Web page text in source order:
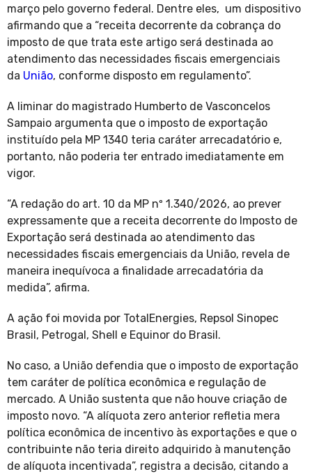
março pelo governo federal. Dentre eles, um dispositivo
afirmando que a “receita decorrente da cobrança do
imposto de que trata este artigo será destinada ao
atendimento das necessidades fiscais emergenciais
da União, conforme disposto em regulamento”.
A liminar do magistrado Humberto de Vasconcelos
Sampaio argumenta que o imposto de exportação
instituído pela MP 1340 teria caráter arrecadatório e,
portanto, não poderia ter entrado imediatamente em
vigor.
“A redação do art. 10 da MP nº 1.340/2026, ao prever
expressamente que a receita decorrente do Imposto de
Exportação será destinada ao atendimento das
necessidades fiscais emergenciais da União, revela de
maneira inequívoca a finalidade arrecadatória da
medida”, afirma.
A ação foi movida por TotalEnergies, Repsol Sinopec
Brasil, Petrogal, Shell e Equinor do Brasil.
No caso, a União defendia que o imposto de exportação
tem caráter de política econômica e regulação de
mercado. A União sustenta que não houve criação de
imposto novo. “A alíquota zero anterior refletia mera
política econômica de incentivo às exportações e que o
contribuinte não teria direito adquirido à manutenção
de alíquota incentivada”, registra a decisão, citando a